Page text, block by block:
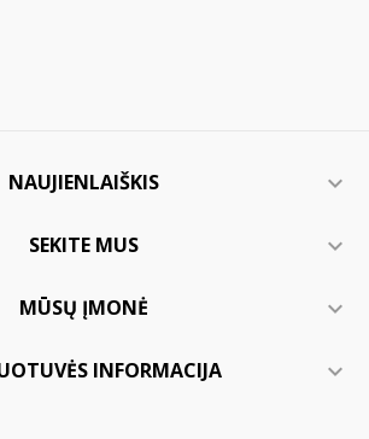
NAUJIENLAIŠKIS 
SEKITE MUS 
MŪSŲ ĮMONĖ 
INFORMACIJA 